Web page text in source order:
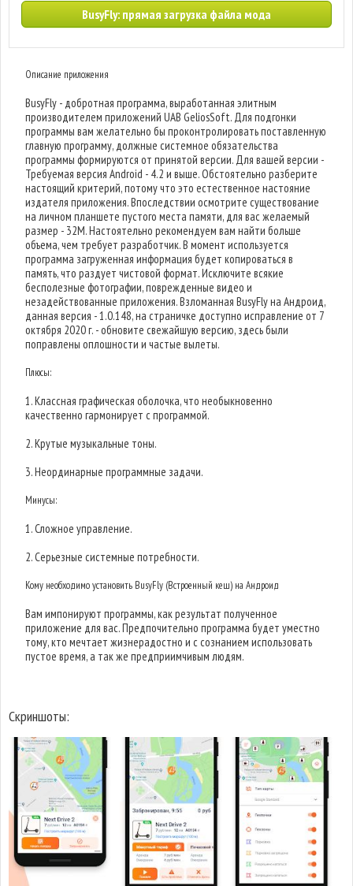
BusyFly: прямая загрузка файла мода
Описание приложения
BusyFly - добротная программа, выработанная элитным
производителем приложений UAB GeliosSoft. Для подгонки
программы вам желательно бы проконтролировать поставленную
главную программу, должные системное обязательства
программы формируются от принятой версии. Для вашей версии -
Требуемая версия Android - 4.2 и выше. Обстоятельно разберите
настоящий критерий, потому что это естественное настояние
издателя приложения. Впоследствии осмотрите существование
на личном планшете пустого места памяти, для вас желаемый
размер - 32M. Настоятельно рекомендуем вам найти больше
объема, чем требует разработчик. В момент используется
программа загруженная информация будет копироваться в
память, что раздует чистовой формат. Исключите всякие
бесполезные фотографии, поврежденные видео и
незадействованные приложения. Взломанная BusyFly на Андроид,
данная версия - 1.0.148, на страничке доступно исправление от 7
октября 2020 г. - обновите свежайшую версию, здесь были
поправлены оплошности и частые вылеты.
Плюсы:
1. Классная графическая оболочка, что необыкновенно
качественно гармонирует с программой.
2. Крутые музыкальные тоны.
3. Неординарные программные задачи.
Минусы:
1. Сложное управление.
2. Серьезные системные потребности.
Кому необходимо установить BusyFly (Встроенный кеш) на Андроид
Вам импонируют программы, как результат полученное
приложение для вас. Предпочительно программа будет уместно
тому, кто мечтает жизнерадостно и с сознанием использовать
пустое время, а так же предприимчивым людям.
Скриншоты: